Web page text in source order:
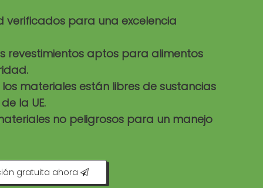
verificados para una excelencia
revestimientos aptos para alimentos
materiales están libres de sustancias
la UE.
no peligrosos para un manejo
gratuita ahora